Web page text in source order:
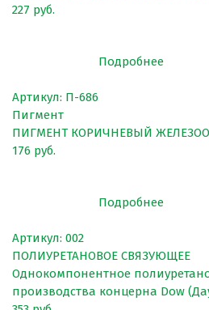
Клей
Наборы для самостоятельной
Цветная окрашенная крошка
TPV крошка
Оборудование для укладки
Детские городки
227 руб.
Подробнее
Артикул: П-686
Пигмент
ПИГМЕНТ КОРИЧНЕВЫЙ
176 руб.
Подробнее
Артикул: 002
ПОЛИУРЕТАНОВОЕ СВЯЗУЮЩЕЕ
Однокомпонентное
производства концерна Dow